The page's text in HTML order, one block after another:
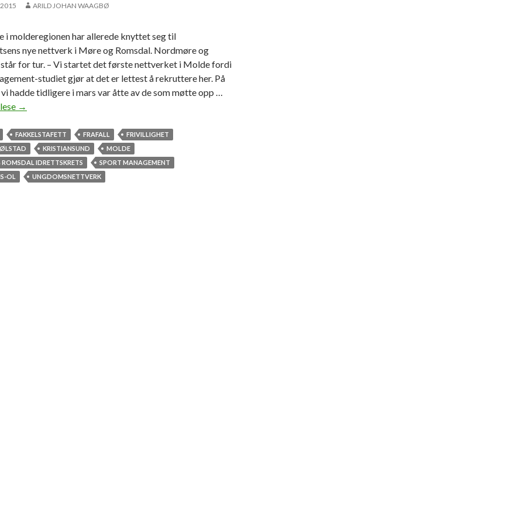
ARILD JOHAN WAAGBØ
i molderegionen har allerede knyttet seg til
nye nettverk i Møre og Romsdal. Nordmøre og
står for tur. – Vi startet det første nettverket i Molde fordi
studiet gjør at det er lettest å rekruttere her. På
hadde tidligere i mars var åtte av de som møtte opp …
S
m
l
e
→
FAKKELSTAFETT FRAFALL
FRIVILLIGHET
KRISTIANSUND
MOLDE
IDRETTSKRETS
SPORT MANAGEMENT
OL
UNGDOMSNETTVERK